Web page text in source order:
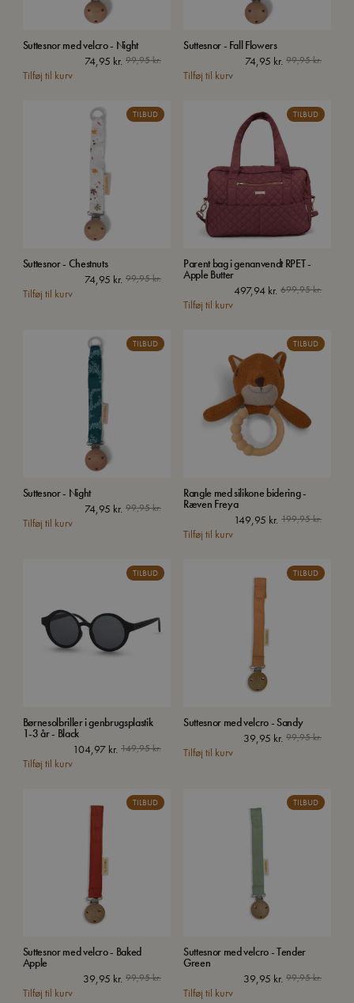
Suttesnor med velcro - Night
99,95kr.
74,95 kr.
Tilføj til kurv
Suttesnor - Fall Flowers
99,95kr.
74,95 kr.
Tilføj til kurv
TILBUD
Suttesnor - Chestnuts
99,95kr.
74,95 kr.
Tilføj til kurv
TILBUD
Parent bag i genanvendt RPET -
Apple Butter
699,95kr.
497,94 kr.
Tilføj til kurv
TILBUD
Suttesnor - Night
99,95kr.
74,95 kr.
Tilføj til kurv
TILBUD
Rangle med silikone bidering -
Ræven Freya
199,95kr.Den
var:
199,95
149,95 kr.
Den
er:
149,95
Tilføj til kurv
TILBUD
Børnesolbriller i genbrugsplastik
1-3 år - Black
149,95kr.
104,97 kr.
Tilføj til kurv
TILBUD
Suttesnor med velcro - Sandy
99,95kr.
39,95 kr.
Tilføj til kurv
TILBUD
Suttesnor med velcro - Baked
Apple
99,95kr.
39,95 kr.
Tilføj til kurv
TILBUD
Suttesnor med velcro - Tender
Green
99,95kr.
39,95 kr.
Tilføj til kurv